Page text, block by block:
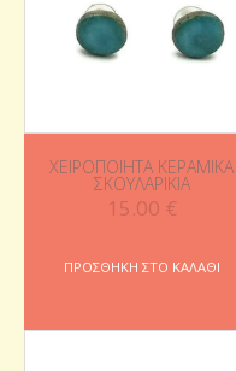
ΧΕΙΡΟΠΟΊΗΤΑ ΚΕΡΑΜΙΚΆ
ΣΚΟΥΛΑΡΊΚΙΑ
15.00 €
ΠΡΟΣΘΉΚΗ ΣΤΟ ΚΑΛΆΘΙ